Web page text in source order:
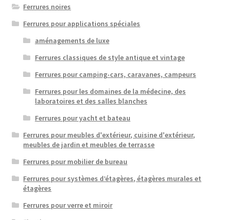
Ferrures noires
Ferrures pour applications spéciales
aménagements de luxe
Ferrures classiques de style antique et vintage
Ferrures pour camping-cars, caravanes, campeurs
Ferrures pour les domaines de la médecine, des
laboratoires et des salles blanches
Ferrures pour yacht et bateau
Ferrures pour meubles d'extérieur, cuisine d'extérieur,
meubles de jardin et meubles de terrasse
Ferrures pour mobilier de bureau
Ferrures pour systèmes d’étagères, étagères murales et
étagères
Ferrures pour verre et miroir